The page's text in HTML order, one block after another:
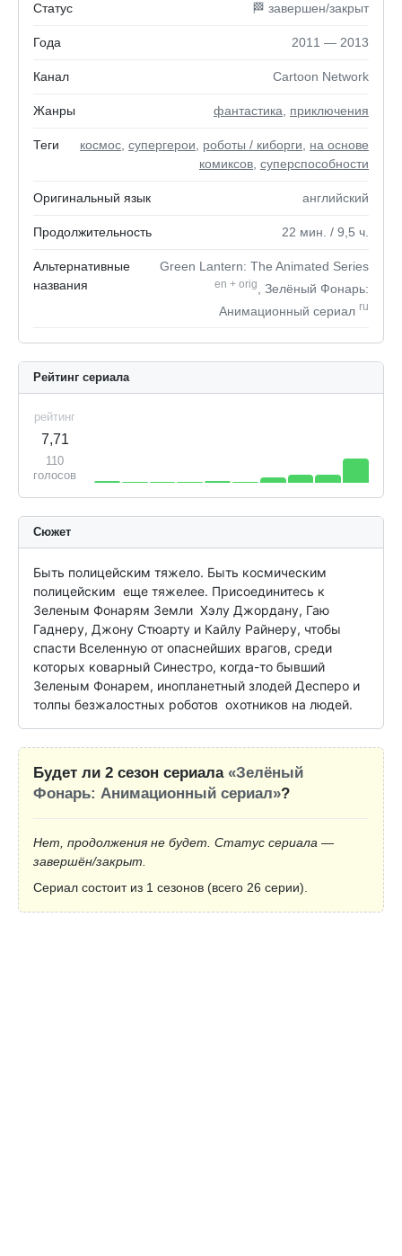
Статус 🏁 завершен/закрыт
Года 2011 — 2013
Канал Cartoon Network
Жанры фантастика приключения
Теги космос супергерои роботы / киборги
на основе
комиксов суперспособности
Оригинальный язык английский
Продолжительность 22 мин. / 9,5 ч.
Альтернативные
названия
Green Lantern: The Animated Series
en + orig
, Зелёный Фонарь:
Анимационный сериал ru
Рейтинг сериала
рейтинг
7,71
110
голосов
Сюжет
Быть полицейским тяжело. Быть космическим
полицейским  еще тяжелее. Присоединитесь к
Зеленым Фонарям Земли  Хэлу Джордану, Гаю
Гаднеру, Джону Стюарту и Кайлу Райнеру, чтобы
спасти Вселенную от опаснейших врагов, среди
которых коварный Синестро, когда-то бывший
Зеленым Фонарем, инопланетный злодей Десперо и
толпы безжалостных роботов  охотников на людей.
Будет ли 2 сезон сериала «Зелёный
Фонарь: Анимационный сериал»?
Нет, продолжения не будет. Статус сериала —
завершён/закрыт.
Сериал состоит из 1 сезонов (всего 26 серии).